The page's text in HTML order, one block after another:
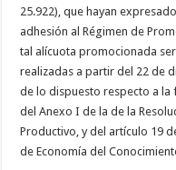
25.922), que hayan
adhesión al Régimen de
tal alícuota promocionada
realizadas a partir del 22 de
de lo dispuesto respecto a la
del Anexo I de la de la
Productivo, y del artículo 19
de Economía del